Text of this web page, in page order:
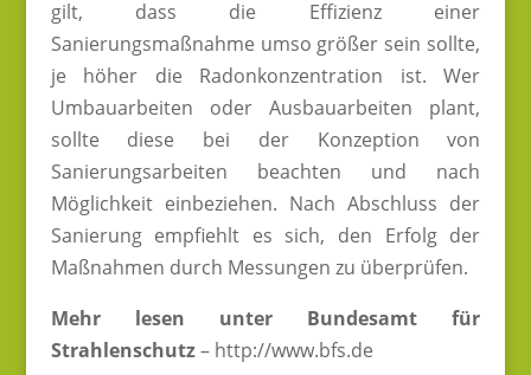
gilt, dass die Effizienz einer
Sanierungsmaßnahme umso größer sein sollte,
je höher die Radonkonzentration ist. Wer
Umbauarbeiten oder Ausbauarbeiten plant,
sollte diese bei der Konzeption von
Sanierungsarbeiten beachten und nach
Möglichkeit einbeziehen. Nach Abschluss der
Sanierung empfiehlt es sich, den Erfolg der
Maßnahmen durch Messungen zu überprüfen.
Mehr lesen unter Bundesamt für
Strahlenschutz– http://www.bfs.de